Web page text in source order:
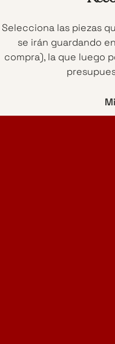
Selecciona las piezas
se irán guardando
compra), la que luego